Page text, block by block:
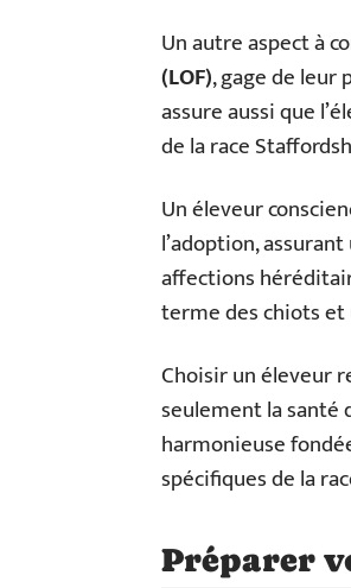
Un autre aspect à
(LOF), gage de leur
assure aussi que
de la race
Un éleveur
l’adoption,
affections
terme des chiots
Choisir un éleveur
seulement la santé
harmonieuse
spécifiques de la
Préparer